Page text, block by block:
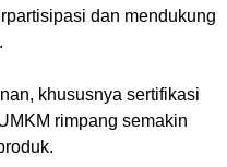
dan mendukung
khususnya sertifikasi
rimpang semakin